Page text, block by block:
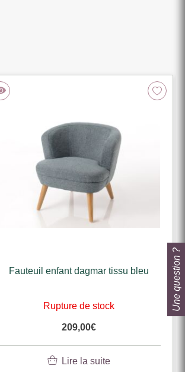
Fauteuil enfant dagmar tissu bleu
Rupture de stock
209,00€
Lire la suite
Une question ?